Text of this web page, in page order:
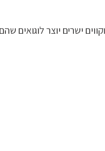
ישרים יוצר לוגואים